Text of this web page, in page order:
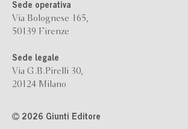
Sede operativa
Via Bolognese 165,
50139 Firenze
Sede legale
Via G.B.Pirelli 30,
20124 Milano
2026 Giunti Editore